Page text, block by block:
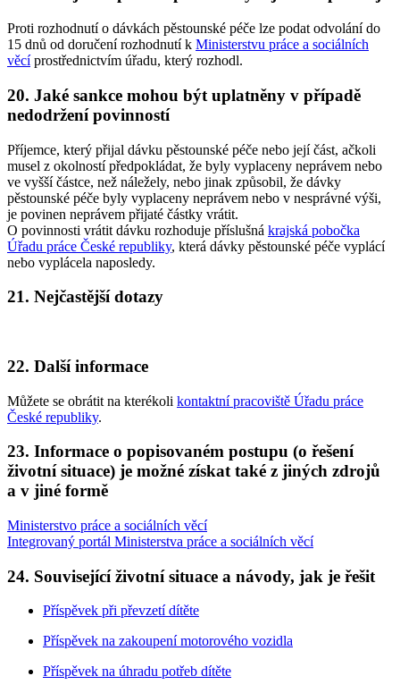
Proti rozhodnutí o dávkách pěstounské péče lze podat odvolání do
15 dnů od doručení rozhodnutí k Ministerstvu práce a sociálních
věcíprostřednictvím úřadu, který rozhodl.
20. Jaké sankce mohou být uplatněny v případě
nedodržení povinností
Příjemce, který přijal dávku pěstounské péče nebo její část, ačkoli
musel z okolností předpokládat, že byly vyplaceny neprávem nebo
ve vyšší částce, než náležely, nebo jinak způsobil, že dávky
pěstounské péče byly vyplaceny neprávem nebo v nesprávné výši,
je povinen neprávem přijaté částky vrátit.
O povinnosti vrátit dávku rozhoduje příslušná krajská pobočka
Úřadu práce České republiky, která dávky pěstounské péče vyplácí
nebo vyplácela naposledy.
21. Nejčastější dotazy
22. Další informace
Můžete se obrátit na kterékoli kontaktní pracoviště Úřadu práce
České republiky.
23. Informace o popisovaném postupu (o řešení
životní situace) je možné získat také z jiných zdrojů
a v jiné formě
Ministerstvo práce a sociálních věcí
Integrovaný portál Ministerstva práce a sociálních věcí
24. Související životní situace a návody, jak je řešit
Příspěvek při převzetí dítěte
Příspěvek na zakoupení motorového vozidla
Příspěvek na úhradu potřeb dítěte